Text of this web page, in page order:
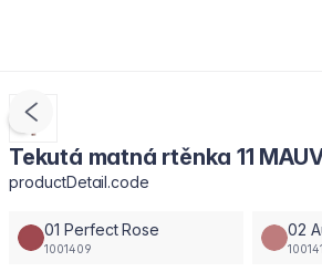
Tekutá matná rtěnka 11
productDetail.code
01 Perfect Rose
1001409
02